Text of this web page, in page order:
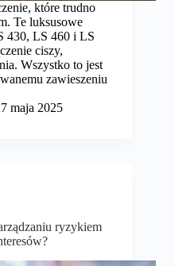
które trudno
Te luksusowe
430, LS 460 i LS
ciszy,
Wszystko to jest
zawieszeniu
maja 2025
ryzykiem